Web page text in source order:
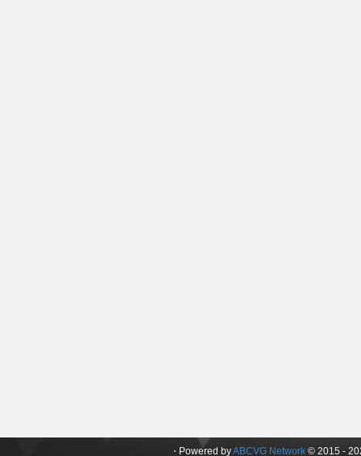
⋅ Powered byABCVG Network © 2015 -